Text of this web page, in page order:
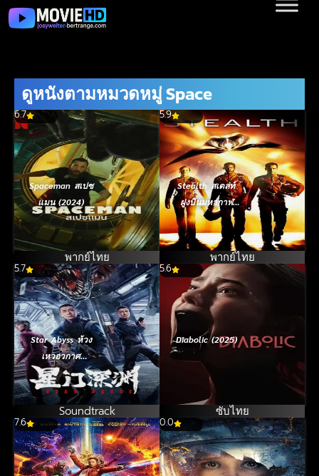
ดูหนังตามหมวดหมู่ Space
6.7
Spaceman สเปซ
แมน (2024)
พากย์ไทย
5.9
Stealth สเตลท์
ฝูงบินมหากาฬ
ถล่มโลก (2005)
พากย์ไทย
5.7
Star Abyss ห้วง
เหวอวกาศ
(2024)
Soundtrack
5.6
Diabolic (2025)
ซับไทย
7.6 0.0